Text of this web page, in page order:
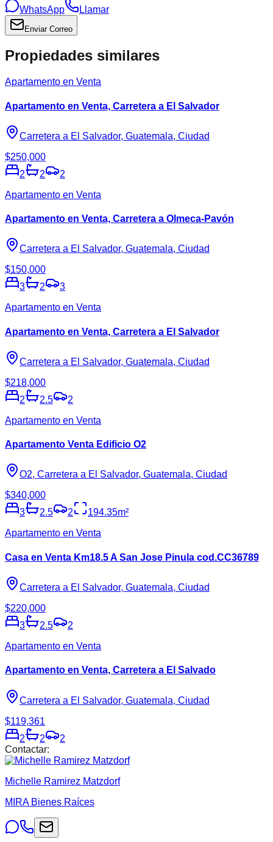
WhatsApp Llamar
Enviar Correo
Propiedades similares
Apartamento en Venta
Apartamento en Venta, Carretera a El Salvador
Carretera a El Salvador, Guatemala, Ciudad
$250,000
2
2
2
Apartamento en Venta
Apartamento en Venta, Carretera a Olmeca-Pavón
Carretera a El Salvador, Guatemala, Ciudad
$150,000
3
2
3
Apartamento en Venta
Apartamento en Venta, Carretera a El Salvador
Carretera a El Salvador, Guatemala, Ciudad
$218,000
2
2.5
2
Apartamento en Venta
Apartamento Venta Edificio O2
O2, Carretera a El Salvador, Guatemala, Ciudad
$340,000
3
2.5 2 194.35m²
Apartamento en Venta
Casa en Venta Km18.5 A San Jose Pinula cod.CC36789
Carretera a El Salvador, Guatemala, Ciudad
$220,000
3
2.5
2
Apartamento en Venta
Apartamento en Venta, Carretera a El Salvado
Carretera a El Salvador, Guatemala, Ciudad
$119,361
2
2
2
Contactar:
Michelle Ramirez Matzdorf
MIRA Bienes Raíces